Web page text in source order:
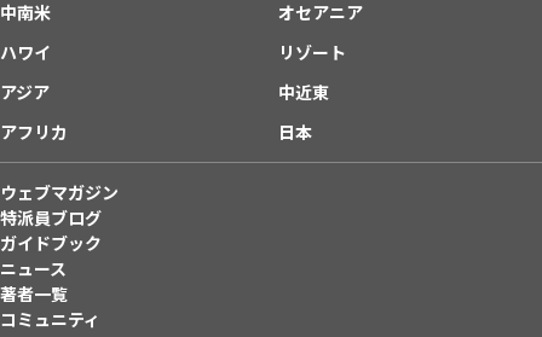
中南米
オセアニア
ハワイ
リゾート
アジア
中近東
アフリカ
日本
ウェブマガジン
特派員ブログ
ガイドブック
ニュース
著者一覧
コミュニティ